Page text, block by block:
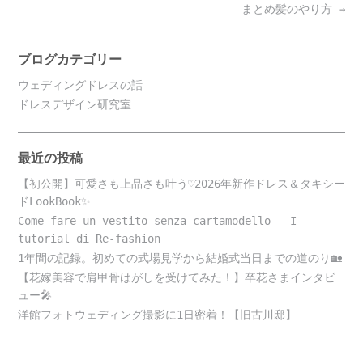
まとめ髪のやり方 →
ブログカテゴリー
ウェディングドレスの話
ドレスデザイン研究室
最近の投稿
【初公開】可愛さも上品さも叶う♡2026年新作ドレス＆タキシー
ドLookBook✨
Come fare un vestito senza cartamodello – I
tutorial di Re-fashion
1年間の記録。初めての式場見学から結婚式当日までの道のり🏡
【花嫁美容で肩甲骨はがしを受けてみた！】卒花さまインタビ
ュー🎤
洋館フォトウェディング撮影に1日密着！【旧古川邸】